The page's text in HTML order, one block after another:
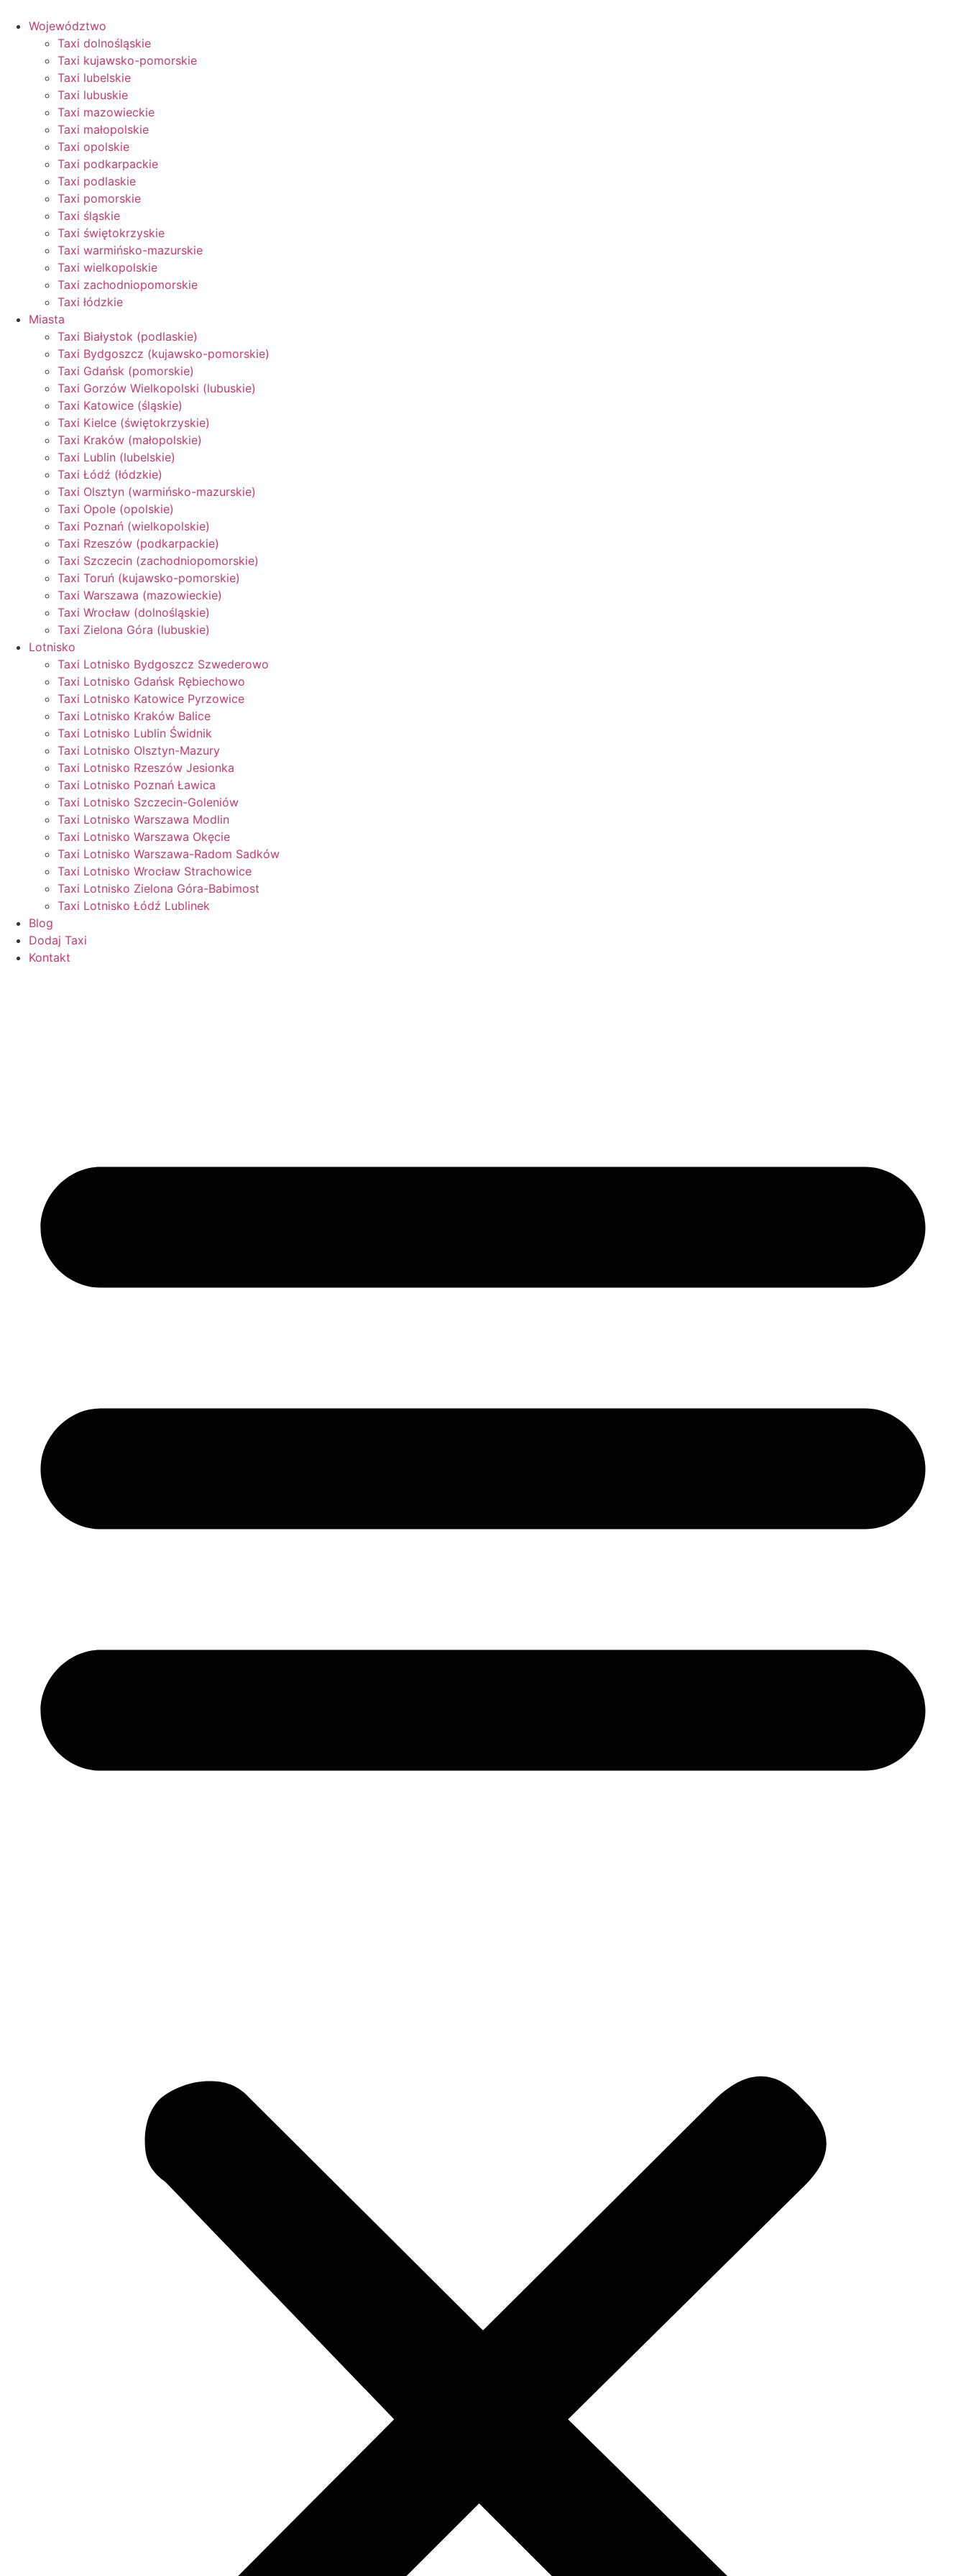
Województwo
Taxi dolnośląskie
Taxi kujawsko-pomorskie
Taxi lubelskie
Taxi lubuskie
Taxi mazowieckie
Taxi małopolskie
Taxi opolskie
Taxi podkarpackie
Taxi podlaskie
Taxi pomorskie
Taxi śląskie
Taxi świętokrzyskie
Taxi warmińsko-mazurskie
Taxi wielkopolskie
Taxi zachodniopomorskie
Taxi łódzkie
Miasta
Taxi Białystok (podlaskie)
Taxi Bydgoszcz (kujawsko-pomorskie)
Taxi Gdańsk (pomorskie)
Taxi Gorzów Wielkopolski (lubuskie)
Taxi Katowice (śląskie)
Taxi Kielce (świętokrzyskie)
Taxi Kraków (małopolskie)
Taxi Lublin (lubelskie)
Taxi Łódź (łódzkie)
Taxi Olsztyn (warmińsko-mazurskie)
Taxi Opole (opolskie)
Taxi Poznań (wielkopolskie)
Taxi Rzeszów (podkarpackie)
Taxi Szczecin (zachodniopomorskie)
Taxi Toruń (kujawsko-pomorskie)
Taxi Warszawa (mazowieckie)
Taxi Wrocław (dolnośląskie)
Taxi Zielona Góra (lubuskie)
Lotnisko
Taxi Lotnisko Bydgoszcz Szwederowo
Taxi Lotnisko Gdańsk Rębiechowo
Taxi Lotnisko Katowice Pyrzowice
Taxi Lotnisko Kraków Balice
Taxi Lotnisko Lublin Świdnik
Taxi Lotnisko Olsztyn-Mazury
Taxi Lotnisko Rzeszów Jesionka
Taxi Lotnisko Poznań Ławica
Taxi Lotnisko Szczecin-Goleniów
Taxi Lotnisko Warszawa Modlin
Taxi Lotnisko Warszawa Okęcie
Taxi Lotnisko Warszawa-Radom Sadków
Taxi Lotnisko Wrocław Strachowice
Taxi Lotnisko Zielona Góra-Babimost
Taxi Lotnisko Łódź Lublinek
Blog
Dodaj Taxi
Kontakt